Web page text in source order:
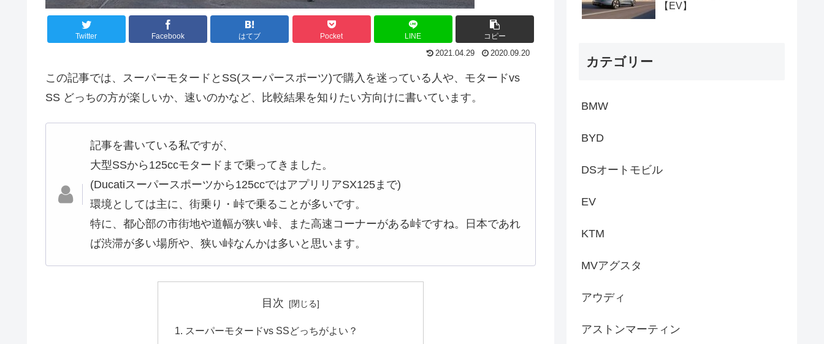
Twitter Facebook はてブ Pocket LINE コピー
2021.04.29 2020.09.20
この記事では、スーパーモタードとSS(スーパースポーツ)で購入を迷っている人や、モタードvs
SS どっちの方が楽しいか、速いのかなど、比較結果を知りたい方向けに書いています。
記事を書いている私ですが、
大型SSから125ccモタードまで乗ってきました。
(Ducatiスーパースポーツから125ccではアプリリアSX125まで)
環境としては主に、街乗り・峠で乗ることが多いです。
特に、都心部の市街地や道幅が狭い峠、また高速コーナーがある峠ですね。日本であれ
ば渋滞が多い場所や、狭い峠なんかは多いと思います。
目次
スーパーモタードvs SSどっちがよい？
【EV】
カテゴリー
BMW
BYD
DSオートモビル
EV
KTM
MVアグスタ
アウディ
アストンマーティン